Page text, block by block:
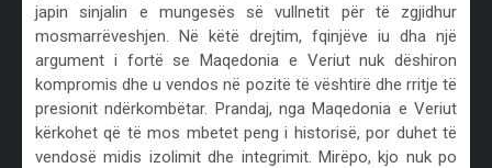
japin sinjalin e mungesës së vullnetit për të zgjidhur
mosmarrëveshjen. Në këtë drejtim, fqinjëve iu dha një
argument i fortë se Maqedonia e Veriut nuk dëshiron
kompromis dhe u vendos në pozitë të vështirë dhe rritje të
presionit ndërkombëtar. Prandaj, nga Maqedonia e Veriut
kërkohet që të mos mbetet peng i historisë, por duhet të
vendosë midis izolimit dhe integrimit. Mirëpo, kjo nuk po